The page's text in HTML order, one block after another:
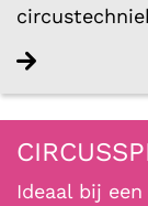
Lees verder
Ideaal bij